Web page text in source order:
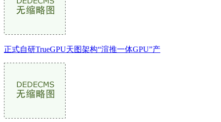
正式自研TrueGPU天图架构“渲推一体GPU”产